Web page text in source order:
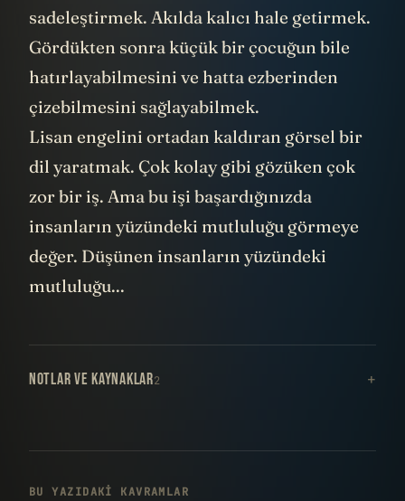
sadeleştirmek. Akılda kalıcı hale getirmek.
Gördükten sonra küçük bir çocuğun bile
hatırlayabilmesini ve hatta ezberinden
çizebilmesini sağlayabilmek.
Lisan engelini ortadan kaldıran görsel bir
dil yaratmak. Çok kolay gibi gözüken çok
zor bir iş. Ama bu işi başardığınızda
insanların yüzündeki mutluluğu görmeye
değer. Düşünen insanların yüzündeki
mutluluğu...
NOTLAR VE KAYNAKLAR2
BU YAZIDAKI KAVRAMLAR